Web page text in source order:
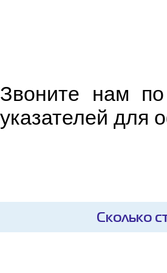
Звоните нам
указателей для
Сколько